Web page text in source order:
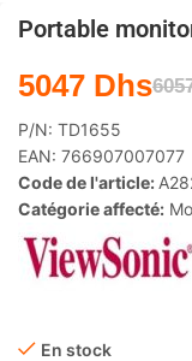
Portable
5047 Dhs
P/N: TD1655
EAN: 766907007077
Code de l'article:
Catégorie affecté:
En stock